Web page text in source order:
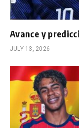
Avance y
JULY 13, 2026